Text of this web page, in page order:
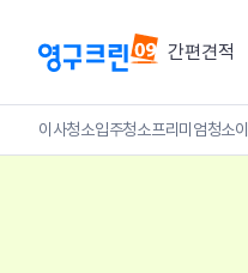
간편견적
이사청소입주청소프리미엄청소